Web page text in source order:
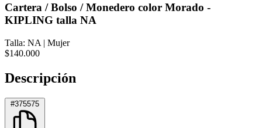
Cartera / Bolso / Monedero color Morado -
KIPLING talla NA
Talla: NA | Mujer
$140.000
Descripción
#375575